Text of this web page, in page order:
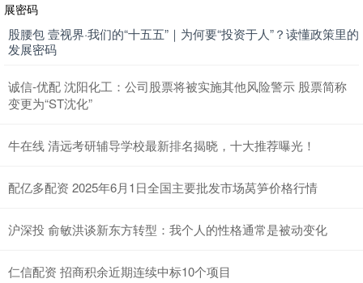
股腰包 壹视界·我们的“十五五”｜为何要“投资于人”？读懂政策里的
发展密码
诚信-优配 沈阳化工：公司股票将被实施其他风险警示 股票简称
变更为“ST沈化”
牛在线 清远考研辅导学校最新排名揭晓，十大推荐曝光！
配亿多配资 2025年6月1日全国主要批发市场莴笋价格行情
沪深投 俞敏洪谈新东方转型：我个人的性格通常是被动变化
仁信配资 招商积余近期连续中标10个项目